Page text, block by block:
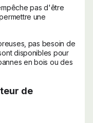
pas d'être
une
pas besoin de
disponibles pour
en bois ou des
de